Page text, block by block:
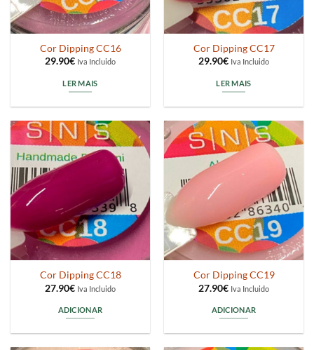
Cor Dipping CC16
29.90€ Iva Incluido
LER MAIS
Cor Dipping CC17
29.90€ Iva Incluido
LER MAIS
Cor Dipping CC18
27.90€ Iva Incluido
ADICIONAR
Cor Dipping CC19
27.90€ Iva Incluido
ADICIONAR